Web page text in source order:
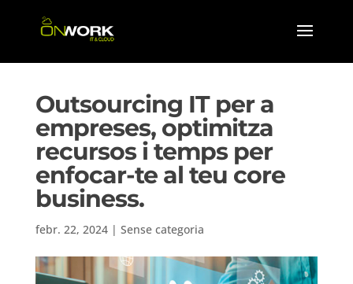
Outsourcing IT per a
empreses, optimitza
recursos i temps per
enfocar-te al teu core
business.
febr. 22, 2024| Sense categoria